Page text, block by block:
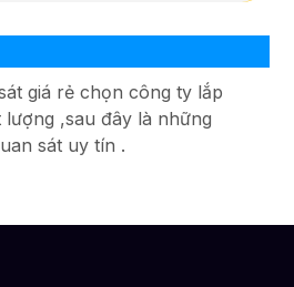
giá rẻ chọn công ty lắp
lượng ,sau đây là những
sát uy tín .